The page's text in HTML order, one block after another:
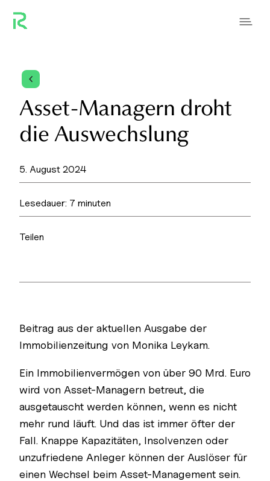
4
Asset-Managern droht
die Auswechslung
5. August 2024
Lesedauer: 7 minuten
Teilen
Beitrag aus der aktuellen Ausgabe der
Immobilienzeitung von Monika Leykam.
Ein Immobilienvermögen von über 90 Mrd. Euro
wird von Asset-Managern betreut, die
ausgetauscht werden können, wenn es nicht
mehr rund läuft. Und das ist immer öfter der
Fall. Knappe Kapazitäten, Insolvenzen oder
unzufriedene Anleger können der Auslöser für
einen Wechsel beim Asset-Management sein.